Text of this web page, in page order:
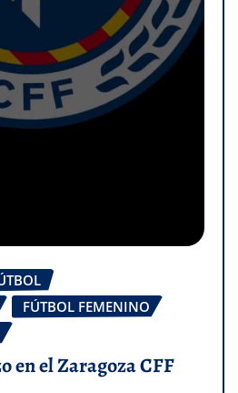
FÚTBOL FEMENINO
en el Zaragoza CFF